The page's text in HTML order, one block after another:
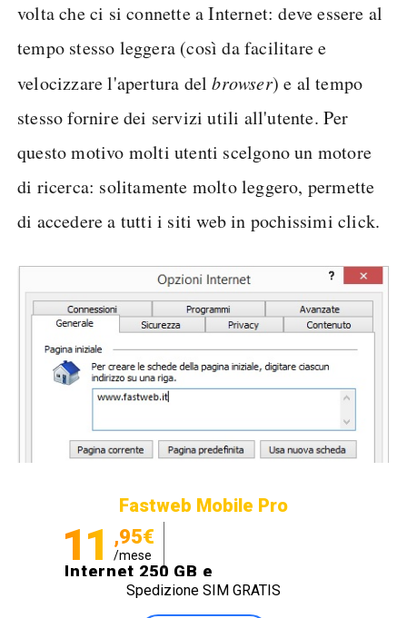
volta che ci si connette a Internet: deve essere al
tempo stesso leggera (così da facilitare e
velocizzare l'apertura delbrowser) e al tempo
stesso fornire dei servizi utili all'utente. Per
questo motivo molti utenti scelgono un motore
di ricerca: solitamente molto leggero, permette
di accedere a tutti i siti web in pochissimi click.
Fastweb Mobile Pro
11 ,95€
/mese
Internet 250 GB e
Minuti illimitati
Spedizione SIM GRATIS